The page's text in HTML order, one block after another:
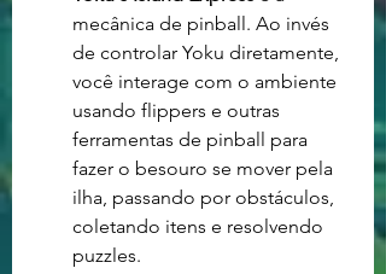
mecânica de pinball. Ao invés
de controlar Yoku diretamente,
você interage com o ambiente
usando flippers e outras
ferramentas de pinball para
fazer o besouro se mover pela
ilha, passando por obstáculos,
coletando itens e resolvendo
puzzles.